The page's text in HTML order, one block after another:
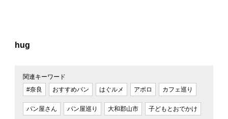
hug
関連キーワード
#奈良
おすすめパン はぐルメ アポロ カフェ巡り
パン屋さん パン屋巡り 大和郡山市 子どもとおでかけ